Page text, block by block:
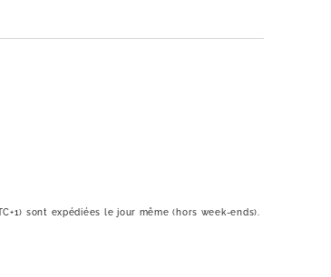
sont expédiées le jour même (hors week-ends).